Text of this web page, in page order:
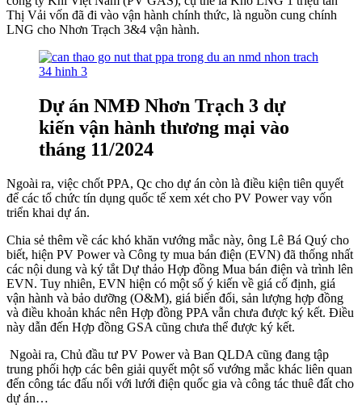
Thị Vải vốn đã đi vào vận hành chính thức, là nguồn cung chính
LNG cho Nhơn Trạch 3&4 vận hành.
Dự án NMĐ Nhơn Trạch 3 dự
kiến vận hành thương mại vào
tháng 11/2024
Ngoài ra, việc chốt PPA, Qc cho dự án còn là điều kiện tiên quyết
để các tổ chức tín dụng quốc tế xem xét cho PV Power vay vốn
triển khai dự án.
Chia sẻ thêm về các khó khăn vướng mắc này, ông Lê Bá Quý cho
biết, hiện PV Power và Công ty mua bán điện (EVN) đã thống nhất
các nội dung và ký tắt Dự thảo Hợp đồng Mua bán điện và trình lên
EVN. Tuy nhiên, EVN hiện có một số ý kiến về giá cố định, giá
vận hành và bảo dưỡng (O&M), giá biến đổi, sản lượng hợp đồng
và điều khoản khác nên Hợp đồng PPA vẫn chưa được ký kết. Điều
này dẫn đến Hợp đồng GSA cũng chưa thể được ký kết.
Ngoài ra, Chủ đầu tư PV Power và Ban QLDA cũng đang tập
trung phối hợp các bên giải quyết một số vướng mắc khác liên quan
đến công tác đấu nối với lưới điện quốc gia và công tác thuê đất cho
dự án…